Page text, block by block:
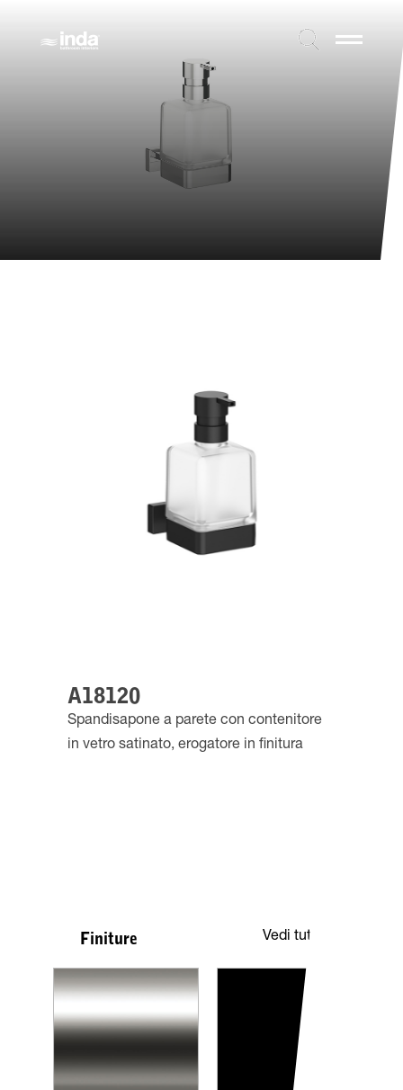
A18120
Spandisapone a parete con contenitore
in vetro satinato, erogatore in finitura
Finiture Vedi tutte